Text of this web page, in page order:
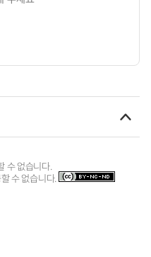
수 없습니다.
수 없습니다.